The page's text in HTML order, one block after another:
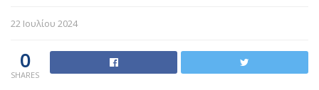
22 Ιουλίου 2024
0
SHARES